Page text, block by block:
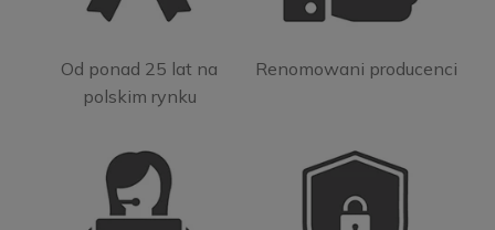
Od ponad 25 lat na
polskim rynku
Renomowani producenci